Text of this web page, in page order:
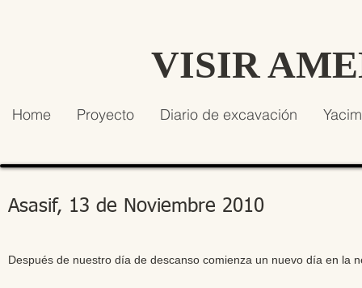
VISIR
Home Proyecto Diario de excavación
Asasif, 13 de Noviembre 2010
Después de nuestro día de descanso comienza un nuevo día en la